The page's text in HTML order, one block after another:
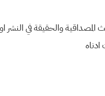
المصداقية والحقيقة في النشر